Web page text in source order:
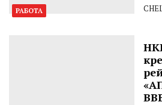
РАБОТА